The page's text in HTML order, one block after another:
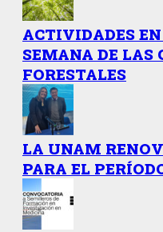
ACTIVIDADES
SEMANA DE LAS
FORESTALES
LA UNAM
PARA EL